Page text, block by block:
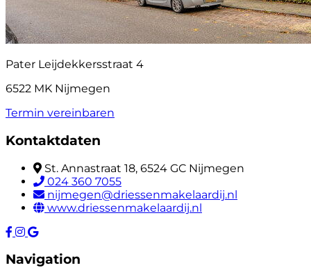
Pater Leijdekkersstraat 4
6522 MK Nijmegen
Termin vereinbaren
Kontaktdaten
St. Annastraat 18, 6524 GC Nijmegen
024 360 7055
nijmegen@driessenmakelaardij.nl
www.driessenmakelaardij.nl
Navigation